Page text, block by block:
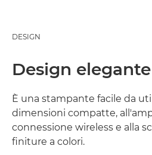
DESIGN
Design
È una stampante facile da
dimensioni compatte,
connessione wireless e alla
finiture a colori.